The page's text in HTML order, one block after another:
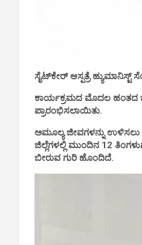
ಸೈಟ್‌ಕೇರ್ ಆಸ್ಪತ್ರೆ
ಕಾರ್ಯಕ್ರಮದ ಮೊದಲ ಹಂತದ
ಪ್ರಾರಂಭಿಸಲಾಯಿತು.
ಅಮೂಲ್ಯ ಜೀವಗಳನ್ನು
ಜಿಲ್ಲೆಗಳಲ್ಲಿ ಮುಂದಿನ 12
ಬೀರುವ ಗುರಿ ಹೊಂದಿದೆ.